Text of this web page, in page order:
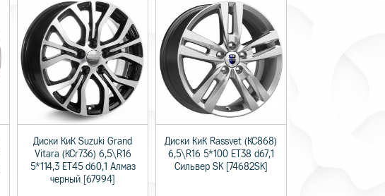
Диски КиК Suzuki Grand
Vitara (КСr736) 6,5\R16
5*114,3 ET45 d60,1 Алмаз
черный [67994]
Диски КиК Rassvet (КС868)
6,5\R16 5*100 ET38 d67,1
Сильвер SK [74682SK]